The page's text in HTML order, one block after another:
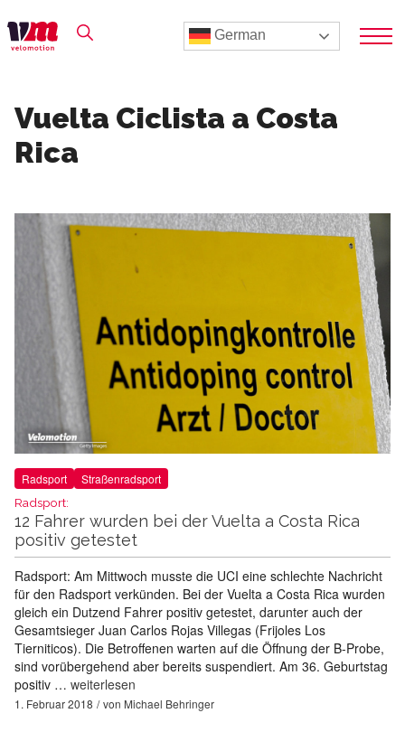
German
Vuelta Ciclista a Costa
Rica
Radsport Straßenradsport
Radsport:
12 Fahrer wurden bei der Vuelta a Costa Rica
positiv getestet
Radsport: Am Mittwoch musste die UCI eine schlechte Nachricht
für den Radsport verkünden. Bei der Vuelta a Costa Rica wurden
gleich ein Dutzend Fahrer positiv getestet, darunter auch der
Gesamtsieger Juan Carlos Rojas Villegas (Frijoles Los
Tierniticos). Die Betroffenen warten auf die Öffnung der B-Probe,
sind vorübergehend aber bereits suspendiert. Am 36. Geburtstag
positiv … weiterlesen
1. Februar 2018 von Michael Behringer